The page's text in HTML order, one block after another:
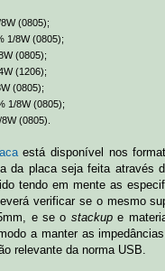
(0805);
1/8W (0805);
(0805);
(1206);
(0805);
1/8W (0805);
(0805).
está disponível nos
da placa seja feita através
tendo em mente as
verificar se o mesmo
e se o stackupe
a manter as
relevante da norma USB.